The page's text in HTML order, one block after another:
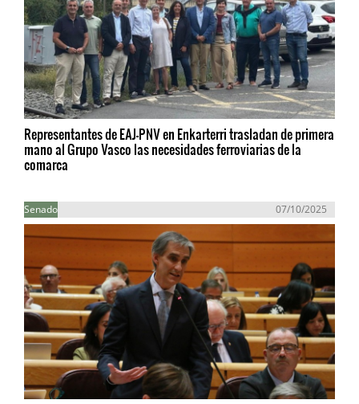
Representantes de EAJ-PNV en Enkarterri trasladan de primera
mano al Grupo Vasco las necesidades ferroviarias de la
comarca
Senado 07/10/2025